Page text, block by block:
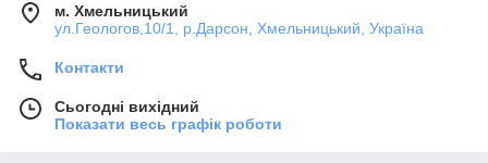
м. Хмельницький
ул.Геологов,10/1, р.Дарсон, Хмельницький, Україна
Контакти
Сьогодні вихідний
Показати весь графік роботи